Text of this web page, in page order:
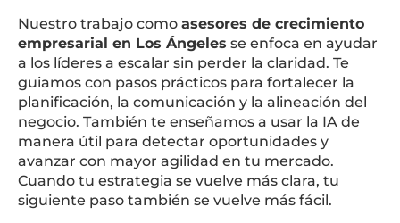
Nuestro trabajo como asesores de crecimiento
empresarial en Los Ángeles se enfoca en ayudar
a los líderes a escalar sin perder la claridad. Te
guiamos con pasos prácticos para fortalecer la
planificación, la comunicación y la alineación del
negocio. También te enseñamos a usar la IA de
manera útil para detectar oportunidades y
avanzar con mayor agilidad en tu mercado.
Cuando tu estrategia se vuelve más clara, tu
siguiente paso también se vuelve más fácil.